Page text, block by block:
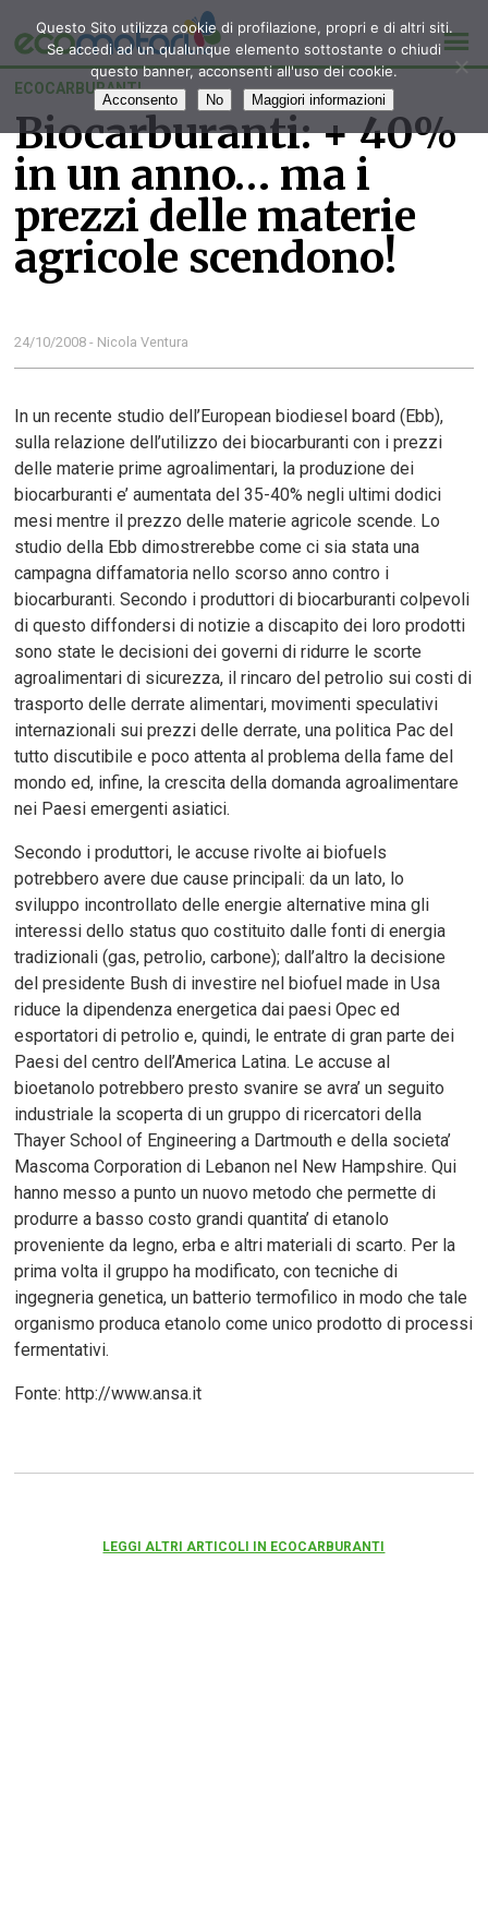
ECOCARBURANTI
Biocarburanti: + 40%
in un anno… ma i
prezzi delle materie
agricole scendono!
24/10/2008 - Nicola Ventura
In un recente studio dell’European biodiesel board (Ebb),
sulla relazione dell’utilizzo dei biocarburanti con i prezzi
delle materie prime agroalimentari, la produzione dei
biocarburanti e’ aumentata del 35-40% negli ultimi dodici
mesi mentre il prezzo delle materie agricole scende. Lo
studio della Ebb dimostrerebbe come ci sia stata una
campagna diffamatoria nello scorso anno contro i
biocarburanti. Secondo i produttori di biocarburanti colpevoli
di questo diffondersi di notizie a discapito dei loro prodotti
sono state le decisioni dei governi di ridurre le scorte
agroalimentari di sicurezza, il rincaro del petrolio sui costi di
trasporto delle derrate alimentari, movimenti speculativi
internazionali sui prezzi delle derrate, una politica Pac del
tutto discutibile e poco attenta al problema della fame del
mondo ed, infine, la crescita della domanda agroalimentare
nei Paesi emergenti asiatici.
Secondo i produttori, le accuse rivolte ai biofuels
potrebbero avere due cause principali: da un lato, lo
sviluppo incontrollato delle energie alternative mina gli
interessi dello status quo costituito dalle fonti di energia
tradizionali (gas, petrolio, carbone); dall’altro la decisione
del presidente Bush di investire nel biofuel made in Usa
riduce la dipendenza energetica dai paesi Opec ed
esportatori di petrolio e, quindi, le entrate di gran parte dei
Paesi del centro dell’America Latina. Le accuse al
bioetanolo potrebbero presto svanire se avra’ un seguito
industriale la scoperta di un gruppo di ricercatori della
Thayer School of Engineering a Dartmouth e della societa’
Mascoma Corporation di Lebanon nel New Hampshire. Qui
hanno messo a punto un nuovo metodo che permette di
produrre a basso costo grandi quantita’ di etanolo
proveniente da legno, erba e altri materiali di scarto. Per la
prima volta il gruppo ha modificato, con tecniche di
ingegneria genetica, un batterio termofilico in modo che tale
organismo produca etanolo come unico prodotto di processi
fermentativi.
Fonte: http://www.ansa.it
LEGGI ALTRI ARTICOLI IN ECOCARBURANTI
Questo Sito utilizza cookie di profilazione, propri e di altri siti.
Se accedi ad un qualunque elemento sottostante o chiudi
questo banner, acconsenti all'uso dei cookie.
Acconsento No Maggiori informazioni